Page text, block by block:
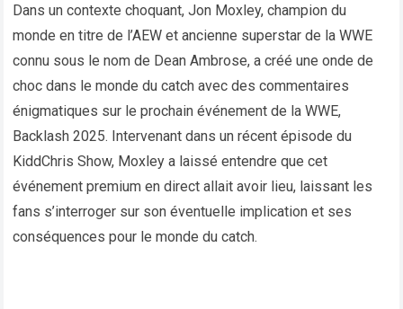
Dans un contexte choquant, Jon Moxley, champion du
monde en titre de l’AEW et ancienne superstar de la WWE
connu sous le nom de Dean Ambrose, a créé une onde de
choc dans le monde du catch avec des commentaires
énigmatiques sur le prochain événement de la WWE,
Backlash 2025. Intervenant dans un récent épisode du
KiddChris Show, Moxley a laissé entendre que cet
événement premium en direct allait avoir lieu, laissant les
fans s’interroger sur son éventuelle implication et ses
conséquences pour le monde du catch.